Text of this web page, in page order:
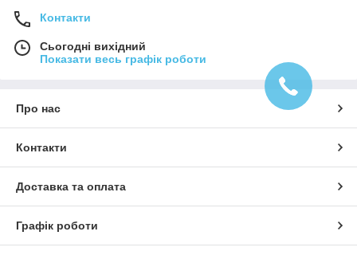
Контакти
Сьогодні вихідний
Показати весь графік роботи
Про нас
Контакти
Доставка та оплата
Графік роботи